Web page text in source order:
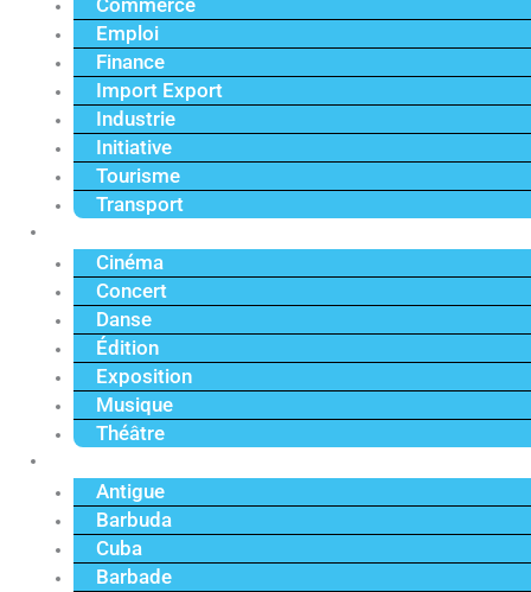
Commerce
Emploi
Finance
Import Export
Industrie
Initiative
Tourisme
Transport
Cinéma
Concert
Danse
Édition
Exposition
Musique
Théâtre
Antigue
Barbuda
Cuba
Barbade